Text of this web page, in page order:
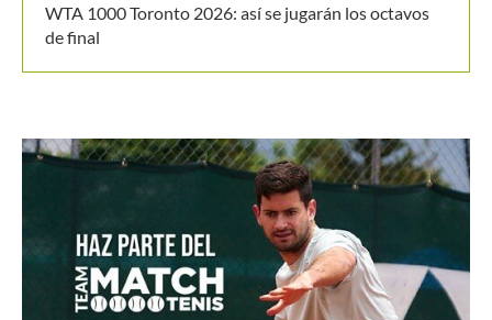
WTA 1000 Toronto 2026: así se jugarán los octavos
de final